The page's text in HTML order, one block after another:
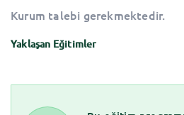
Kurum talebi gerekmektedir.
Yaklaşan Eğitimler